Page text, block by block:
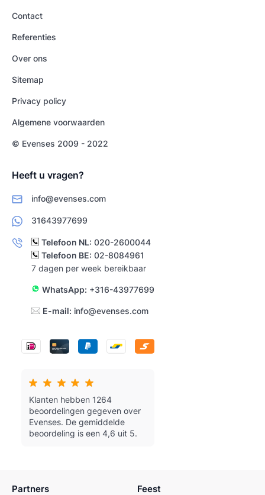
Contact
Referenties
Over ons
Sitemap
Privacy policy
Algemene voorwaarden
© Evenses 2009 - 2022
Heeft u vragen?
info@evenses.com
31643977699
Telefoon NL: 020-2600044
Telefoon BE: 02-8084961
7 dagen per week bereikbaar
WhatsApp: +316-43977699
E-mail: info@evenses.com
Klanten hebben 1264
beoordelingen gegeven over
Evenses. De gemiddelde
beoordeling is een 4,6 uit 5.
Partners Feest